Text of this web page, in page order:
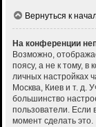
Вернуться к
На конференции
Возможно,
поясу, а не к тому, в
личных настройках
Москва, Киев и т. д.
большинство
пользователи. Если
момент сделать это.